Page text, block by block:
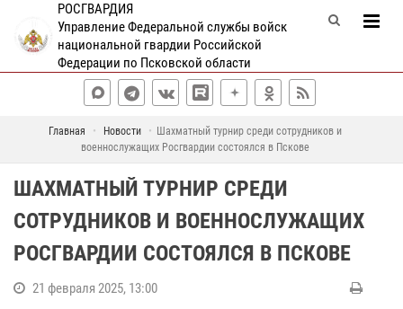
РОСГВАРДИЯ
Управление Федеральной службы войск
национальной гвардии Российской
Федерации по Псковской области
Главная Новости
Шахматный турнир среди сотрудников и
военнослужащих Росгвардии состоялся в Пскове
ШАХМАТНЫЙ ТУРНИР СРЕДИ
СОТРУДНИКОВ И ВОЕННОСЛУЖАЩИХ
РОСГВАРДИИ СОСТОЯЛСЯ В ПСКОВЕ
21 февраля 2025, 13:00